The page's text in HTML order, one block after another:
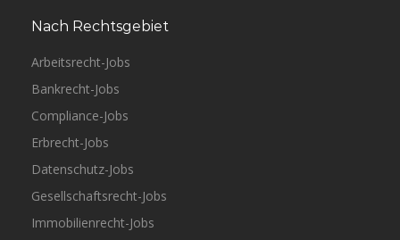
Nach Rechtsgebiet
Arbeitsrecht-Jobs
Bankrecht-Jobs
Compliance-Jobs
Erbrecht-Jobs
Datenschutz-Jobs
Gesellschaftsrecht-Jobs
Immobilienrecht-Jobs